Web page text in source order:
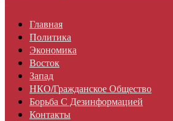
Главная
Политика
Экономика
Восток
Запад
НКО/гражданское Общество
Борьба С Дезинформацией
Контакты